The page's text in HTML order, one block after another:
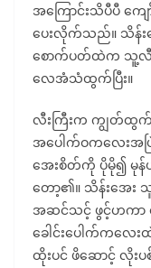
အကြောင်းသိပီပီ က
ပေးလိုက်သည်။ သိန်းအ
စောက်ပတ်ထဲက သူ့လီး
လေအံသံထွက်ပြီး။
လီးကြီးက ကျွတ်ထွ
အပေါက်ဝကလေးအပြဲ
အေးစိတ်ကို ပိုမို၍ မု
တော့၏။ သိန်းအေး သူ့
အဆင်သင့် ဖွင့်ဟကာ က
ခေါင်းပေါက်ကလေ
ထိုးပင် ဖိဆောင့် လိုး